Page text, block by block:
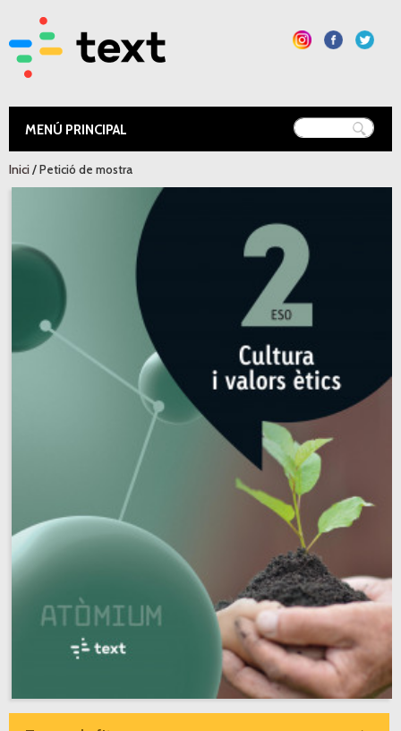
contingut
Text Educació
Esteu aquí
Inici/ Petició de mostra